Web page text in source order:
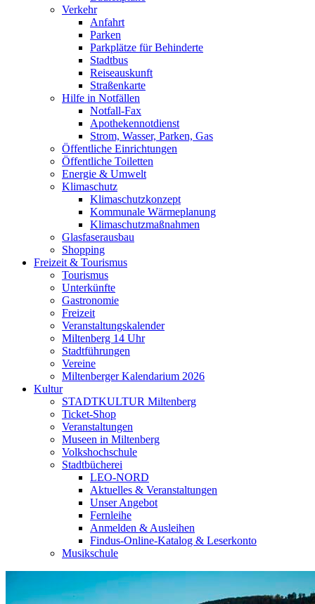
Verkehr
Anfahrt
Parken
Parkplätze für Behinderte
Stadtbus
Reiseauskunft
Straßenkarte
Hilfe in Notfällen
Notfall-Fax
Apothekennotdienst
Strom, Wasser, Parken, Gas
Öffentliche Einrichtungen
Öffentliche Toiletten
Energie & Umwelt
Klimaschutz
Klimaschutzkonzept
Kommunale Wärmeplanung
Klimaschutzmaßnahmen
Glasfaserausbau
Shopping
Freizeit & Tourismus
Tourismus
Unterkünfte
Gastronomie
Freizeit
Veranstaltungskalender
Miltenberg 14 Uhr
Stadtführungen
Vereine
Miltenberger Kalendarium 2026
Kultur
STADTKULTUR Miltenberg
Ticket-Shop
Veranstaltungen
Museen in Miltenberg
Volkshochschule
Stadtbücherei
LEO-NORD
Aktuelles & Veranstaltungen
Unser Angebot
Fernleihe
Anmelden & Ausleihen
Findus-Online-Katalog & Leserkonto
Musikschule